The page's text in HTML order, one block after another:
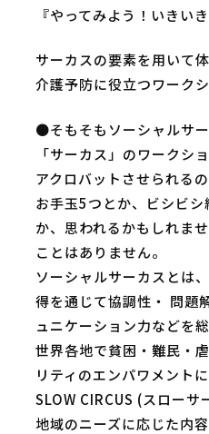
『やってみよう！いきい
サーカスの要素を用いて
介護予防に役立つワーク
●そもそもソーシャルサ
「サーカス」のワークシ
アクロバットさせられる
お手玉5つとか、ビシビ
か、思われるかもしれま
ことはありません。
ソーシャルサーカスとは
得を通じて協調性・ 問題
ュニケーション力などを
世界各地で貧困・難民・
リティのエンパワメント
SLOW CIRCUS (スロー
地域のニーズに応じた内